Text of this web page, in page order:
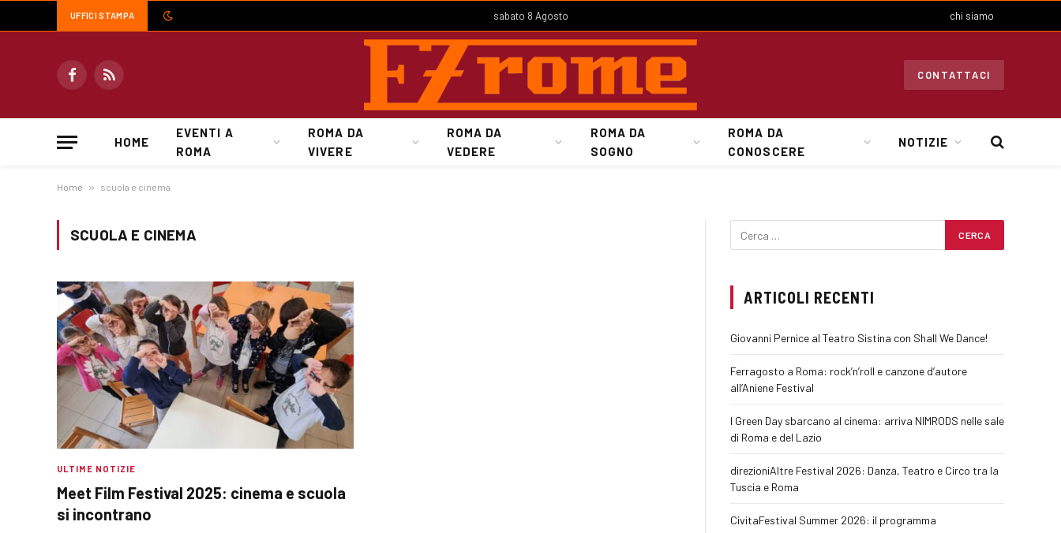
UFFICI STAMPA sabato 8 Agosto chi siamo
FacebookRSS
CONTATTACI
HOME
EVENTI A
ROMA
ROMA DA
VIVERE
ROMA DA
VEDERE
ROMA DA
SOGNO
ROMA DA
CONOSCERE
NOTIZIE
Home » scuola e cinema
SCUOLA E CINEMA
ULTIME NOTIZIE
Meet Film Festival 2025: cinema e scuola
si incontrano
ARTICOLI RECENTI
Giovanni Pernice al Teatro Sistina con Shall We Dance!
Ferragosto a Roma: rock’n’roll e canzone d’autore
all’Aniene Festival
I Green Day sbarcano al cinema: arriva NIMRODS nelle sale
di Roma e del Lazio
direzioniAltre Festival 2026: Danza, Teatro e Circo tra la
Tuscia e Roma
CivitaFestival Summer 2026: il programma